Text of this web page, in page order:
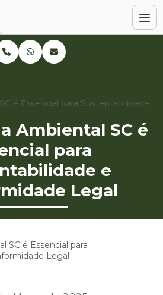
é Essencial para Sustentabilidade
Ambiental SC é
para
e
Legal